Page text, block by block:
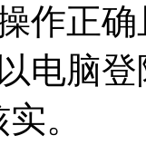
作正
电脑
。